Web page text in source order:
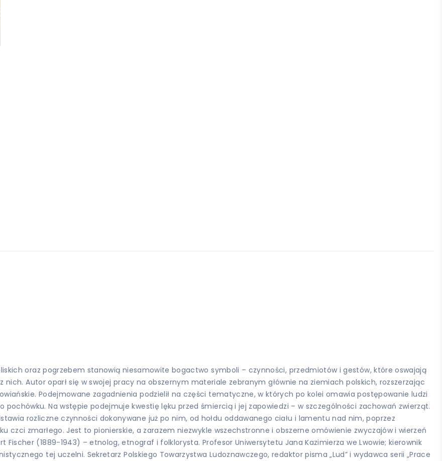
oraz pogrzebem stanowią niesamowite bogactwo symboli – czynności, przedmiotów i gestów, które oswajają
Autor oparł się w swojej pracy na obszernym materiale zebranym głównie na ziemiach polskich, rozszerzając
Podejmowane zagadnienia podzielił na części tematyczne, w których po kolei omawia postępowanie ludzi
Na wstępie podejmuje kwestię lęku przed śmiercią i jej zapowiedzi – w szczególności zachowań zwierząt.
rozliczne czynności dokonywane już po nim, od hołdu oddawanego ciału i lamentu nad nim, poprzez
czci zmarłego. Jest to pionierskie, a zarazem niezwykle wszechstronne i obszerne omówienie zwyczajów i wierzeń
(1889-1943) – etnolog, etnograf i folklorysta. Profesor Uniwersytetu Jana Kazimierza we Lwowie; kierownik
tej uczelni. Sekretarz Polskiego Towarzystwa Ludoznawczego, redaktor pisma „Lud” i wydawca serii „Prace